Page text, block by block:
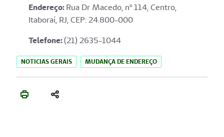
Endereço:Rua Dr Macedo, nº 114, Centro,
Itaboraí, RJ, CEP: 24.800-000
Telefone:(21) 2635-1044
NOTICIAS GERAIS MUDANÇA DE ENDEREÇO